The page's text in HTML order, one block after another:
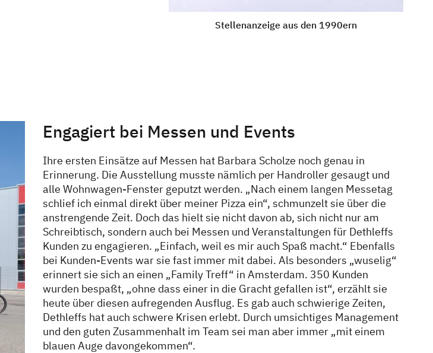
Stellenanzeige aus den 1990ern
Engagiert bei Messen und Events
Ihre ersten Einsätze auf Messen hat Barbara Scholze noch genau in
Erinnerung. Die Ausstellung musste nämlich per Handroller gesaugt und
alle Wohnwagen-Fenster geputzt werden. „Nach einem langen Messetag
schlief ich einmal direkt über meiner Pizza ein“, schmunzelt sie über die
anstrengende Zeit. Doch das hielt sie nicht davon ab, sich nicht nur am
Schreibtisch, sondern auch bei Messen und Veranstaltungen für Dethleffs
Kunden zu engagieren. „Einfach, weil es mir auch Spaß macht.“ Ebenfalls
bei Kunden-Events war sie fast immer mit dabei. Als besonders „wuselig“
erinnert sie sich an einen „Family Treff“ in Amsterdam. 350 Kunden
wurden bespaßt, „ohne dass einer in die Gracht gefallen ist“, erzählt sie
heute über diesen aufregenden Ausflug. Es gab auch schwierige Zeiten,
Dethleffs hat auch schwere Krisen erlebt. Durch umsichtiges Management
und den guten Zusammenhalt im Team sei man aber immer „mit einem
blauen Auge davongekommen“.